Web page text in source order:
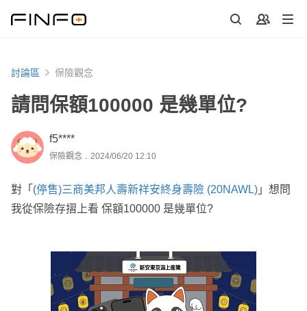
討論區 保險觀念
請問保額100000 是幾單位?
f5****
保險觀念．2024/06/20 12:10
對「 (停售)三商美邦人壽新祥安終身壽險 (20NAWL) 」想問
我從保險存摺上看 保額100000 是幾單位?